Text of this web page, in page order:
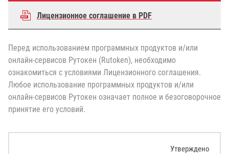
Перед использованием программных продуктов и/или
онлайн-сервисов Рутокен (Rutoken), необходимо
ознакомиться с условиями Лицензионного соглашения.
Любое использование программных продуктов и/или
онлайн-сервисов Рутокен означает полное и безоговорочное
принятие его условий.
Лицензионное соглашение в PDF
Утверждено